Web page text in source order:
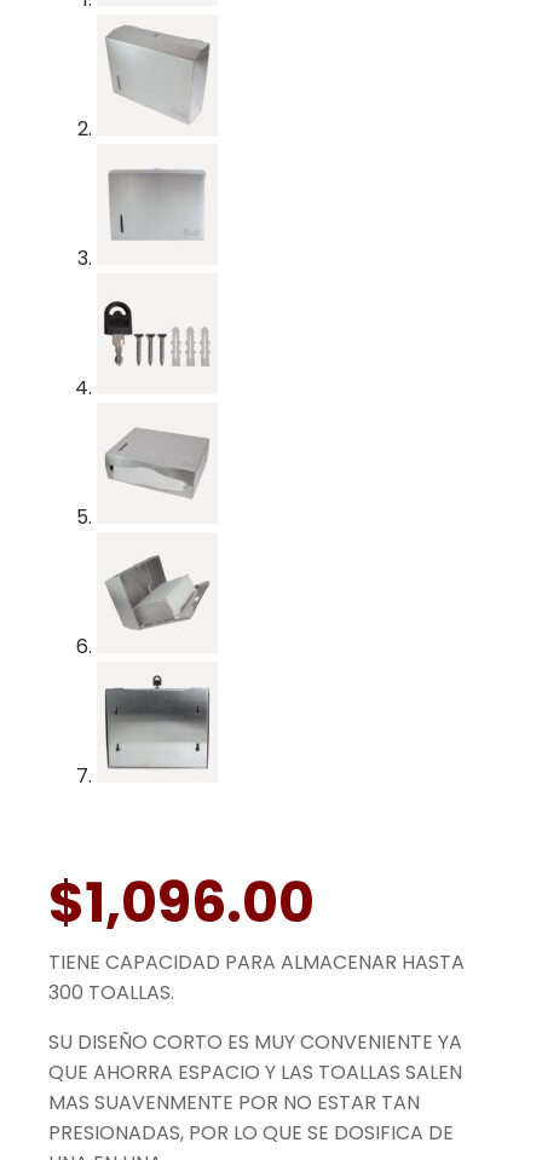
$1,096.00
TIENE CAPACIDAD PARA ALMACENAR HASTA
300 TOALLAS.
SU DISEÑO CORTO ES MUY CONVENIENTE YA
QUE AHORRA ESPACIO Y LAS TOALLAS SALEN
MAS SUAVENMENTE POR NO ESTAR TAN
PRESIONADAS, POR LO QUE SE DOSIFICA DE